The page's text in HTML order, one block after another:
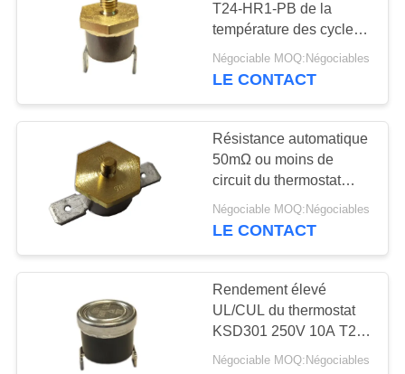
Commutateur
imperméable
Interrupteur à
7
T24-HR1-PB de la
température des cycles
KSD301 choisissent
Polonais - choisissez le
Négociable MOQ:Négociables
LE CONTACT
Résistance automatique
50mΩ ou moins de
circuit du thermostat
T24-HF2-PB de remise
de PAC de cuivre
Négociable MOQ:Négociables
LE CONTACT
Rendement élevé
UL/CUL du thermostat
KSD301 250V 10A T24-
CR9-TB actionnant
Négociable MOQ:Négociables